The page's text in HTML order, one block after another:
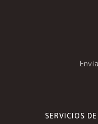
SERVICIOS